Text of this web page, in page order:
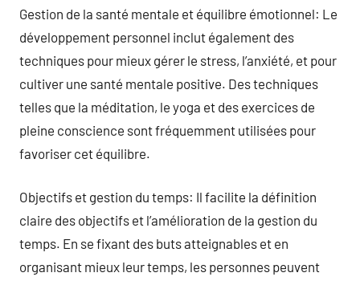
Gestion de la santé mentale et équilibre émotionnel: Le
développement personnel inclut également des
techniques pour mieux gérer le stress, l’anxiété, et pour
cultiver une santé mentale positive. Des techniques
telles que la méditation, le yoga et des exercices de
pleine conscience sont fréquemment utilisées pour
favoriser cet équilibre.
Objectifs et gestion du temps: Il facilite la définition
claire des objectifs et l’amélioration de la gestion du
temps. En se fixant des buts atteignables et en
organisant mieux leur temps, les personnes peuvent